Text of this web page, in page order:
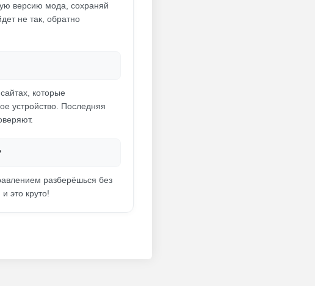
версию мода, сохраняй
не так, обратно
которые
устройство. Последняя
разберёшься без
это круто!